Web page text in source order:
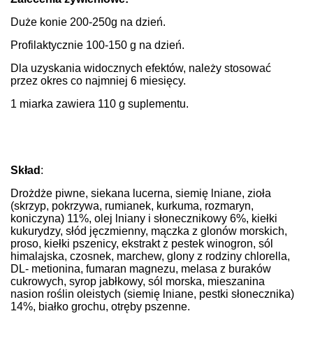
Duże konie 200-250g na dzień.
Profilaktycznie 100-150 g na dzień.
Dla uzyskania widocznych efektów, należy stosować
przez okres co najmniej 6 miesięcy.
1 miarka zawiera 110 g suplementu.
Skład :
Drożdże piwne, siekana lucerna, siemię lniane, zioła
(skrzyp, pokrzywa, rumianek, kurkuma, rozmaryn,
koniczyna) 11%, olej lniany i słonecznikowy 6%, kiełki
kukurydzy, słód jęczmienny, mączka z glonów morskich,
proso, kiełki pszenicy, ekstrakt z pestek winogron, sól
himalajska, czosnek, marchew, glony z rodziny chlorella,
DL- metionina, fumaran magnezu, melasa z buraków
cukrowych, syrop jabłkowy, sól morska, mieszanina
nasion roślin oleistych (siemię lniane, pestki słonecznika)
14%, białko grochu, otręby pszenne.